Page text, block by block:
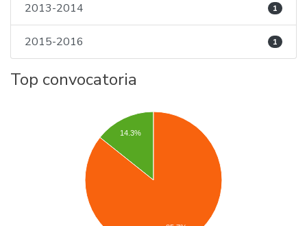
2013-2014 1
2015-2016 1
Top convocatoria
14.3%